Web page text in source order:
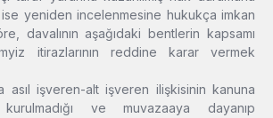
yeniden incelenmesine hukukça imkan
davalının aşağıdaki bentlerin kapsamı
itirazlarının reddine karar vermek
asıl işveren-alt işveren ilişkisinin kanuna
ve muvazaaya dayanıp